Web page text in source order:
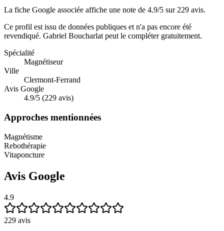
La fiche Google associée affiche une note de 4.9/5 sur 229 avis.
Ce profil est issu de données publiques et n'a pas encore été
revendiqué. Gabriel Boucharlatpeut le compléter gratuitement.
Spécialité
Magnétiseur
Ville
Clermont-Ferrand
Avis Google
4.9/5 (229 avis)
Approches mentionnées
Magnétisme
Rebothérapie
Vitaponcture
Avis Google
4.9
229 avis